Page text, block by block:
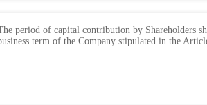
period of capital contribution by Shareholders
term of the Company stipulated in the